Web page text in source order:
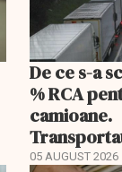
De ce s-a
% RCA
camioane.
să publice
05 AUGUST 2026